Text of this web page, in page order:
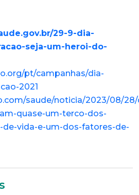
29-9-dia-
seja-um-heroi-do-
pt/campanhas/dia-
2021
saude/noticia/2023/08/
quase-um-terco-dos-
de-vida-e-um-dos-fatores-de-